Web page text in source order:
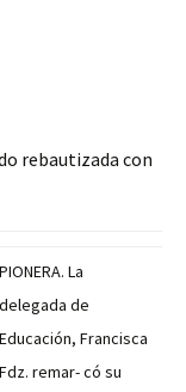
rebautizada con
PIONERA. La
delegada de
Educación, Francisca
Fdz. remar- có su